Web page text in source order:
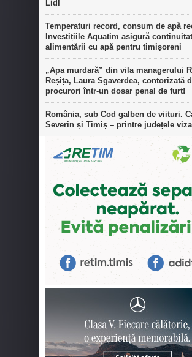
Lidl
Temperaturi record, consum de apă
Investițiile Aquatim asigură
alimentării cu apă pentru timișoreni
„Apa murdară” din vila managerului
Reșița, Laura Sgaverdea, contorizată
procurori într-un dosar penal de furt!
România, sub Cod galben de viituri.
Severin și Timiș – printre județele